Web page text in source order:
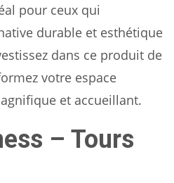
pour ceux qui
durable et esthétique
dans ce produit de
votre espace
et accueillant.
– Tours